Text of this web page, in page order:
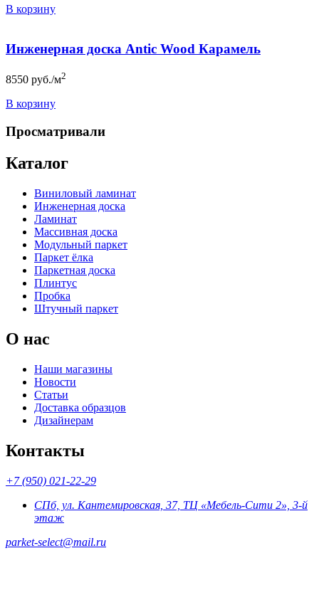
В корзину
Инженерная доска Antic Wood Карамель
8550 руб./м2
В корзину
Просматривали
Каталог
Виниловый ламинат
Инженерная доска
Ламинат
Массивная доска
Модульный паркет
Паркет ёлка
Паркетная доска
Плинтус
Пробка
Штучный паркет
О нас
Наши магазины
Новости
Статьи
Доставка образцов
Дизайнерам
Контакты
+7 (950) 021-22-29
СПб, ул. Кантемировская, 37, ТЦ «Мебель-Сити 2», 3-й
этаж
parket-select@mail.ru